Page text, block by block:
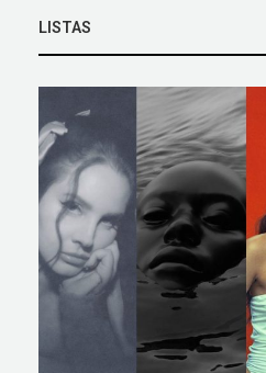
LISTAS